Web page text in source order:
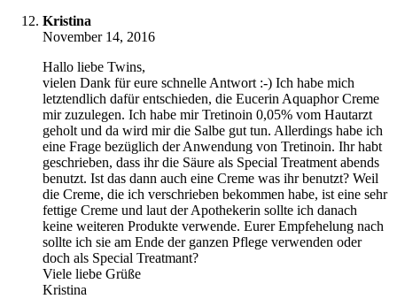
Kristina
November 14, 2016
Hallo liebe Twins,
vielen Dank für eure schnelle Antwort :-) Ich habe mich
letztendlich dafür entschieden, die Eucerin Aquaphor Creme
mir zuzulegen. Ich habe mir Tretinoin 0,05% vom Hautarzt
geholt und da wird mir die Salbe gut tun. Allerdings habe ich
eine Frage bezüglich der Anwendung von Tretinoin. Ihr habt
geschrieben, dass ihr die Säure als Special Treatment abends
benutzt. Ist das dann auch eine Creme was ihr benutzt? Weil
die Creme, die ich verschrieben bekommen habe, ist eine sehr
fettige Creme und laut der Apothekerin sollte ich danach
keine weiteren Produkte verwende. Eurer Empfehelung nach
sollte ich sie am Ende der ganzen Pflege verwenden oder
doch als Special Treatmant?
Viele liebe Grüße
Kristina